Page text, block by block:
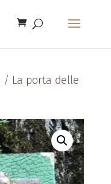
/ La porta delle